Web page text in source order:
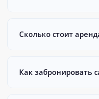
Сколько стоит
Как забронировать